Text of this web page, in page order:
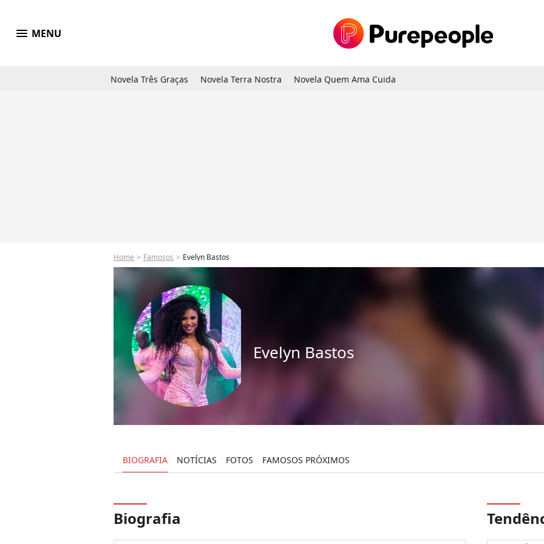
menu MENU
Novela Três Graças Novela Terra Nostra Novela Quem Ama Cuida
Home Famosos Evelyn Bastos
Evelyn Bastos
BIOGRAFIA NOTÍCIAS FOTOS FAMOSOS PRÓXIMOS
Biografia